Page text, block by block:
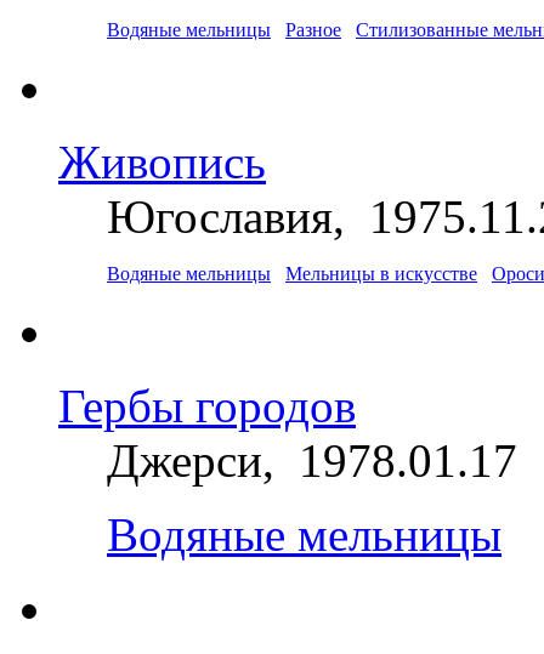
Водяные мельницы Разное Стилизованные
Живопись
Югославия,
Водяные мельницы Мельницы в искусстве
Гербы городов
Джерси, 1978.01.17
Водяные мельницы